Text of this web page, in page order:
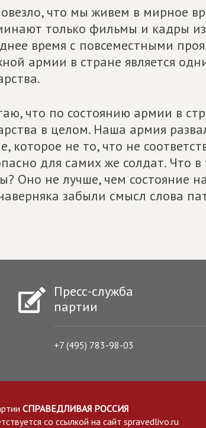
что мы живем в мирное
только фильмы и кадры
время с повсеместными
армии в стране является
что по состоянию армии в
в целом. Наша армия
которое не то, что не
для самих же солдат. Что
Оно не лучше, чем состояние
забыли смысл слова
Пресс-служба
партии
+7 (495) 783-98-03
СПРАВЕДЛИВАЯ РОССИЯ
со ссылкой на сайт spravedlivo.ru